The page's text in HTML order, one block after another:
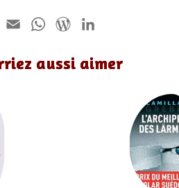
r
a
W
a
W
r
n
aussi aimer